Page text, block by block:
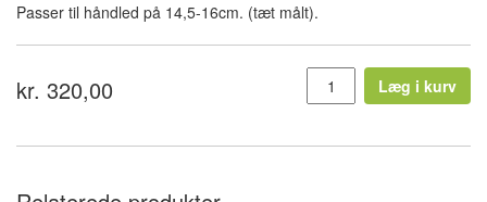
Passer til håndled på 14,5-16cm. (tæt målt).
kr. 320,00 Læg i kurv